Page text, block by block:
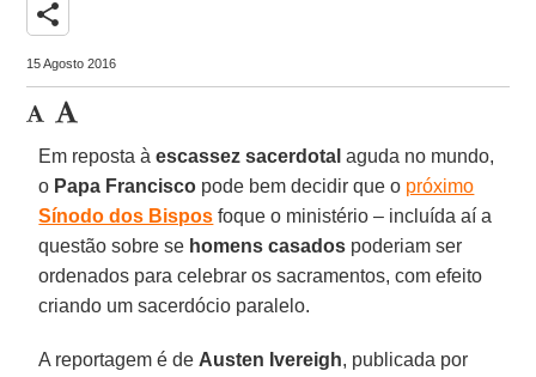
share
15 Agosto 2016
Em reposta àescassez sacerdotal aguda no mundo,
o Papa Francisco pode bem decidir que o próximo
Sínodo dos Bispos foque o ministério – incluída aí a
questão sobre se homens casados poderiam ser
ordenados para celebrar os sacramentos, com efeito
criando um sacerdócio paralelo.
A reportagem é de Austen Ivereigh, publicada por